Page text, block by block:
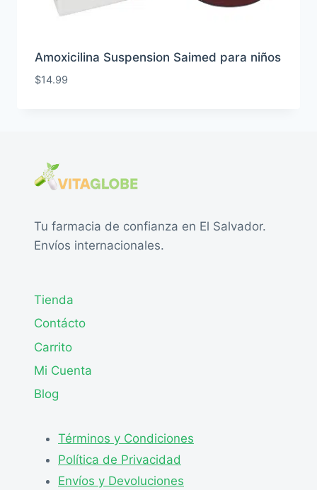
Amoxicilina Suspension Saimed para niños
$14.99
Tu farmacia de confianza en El Salvador.
Envíos internacionales.
Tienda
Contácto
Carrito
Mi Cuenta
Blog
Términos y Condiciones
Política de Privacidad
Envíos y Devoluciones